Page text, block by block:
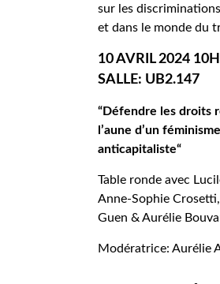
sur les
et dans le monde du
10 AVRIL 2024
SALLE: UB2.147
“Défendre les droits
l’aune d’un
anticapitaliste“
Table ronde avec
Anne-Sophie
Guen & Aurélie
Modératrice: Aurélie